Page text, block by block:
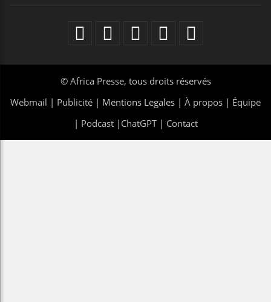
© Africa Presse, tous droits réservés
Webmail | Publicité | Mentions Legales | À propos | Équipe
| Podcast| ChatGPT| Contact